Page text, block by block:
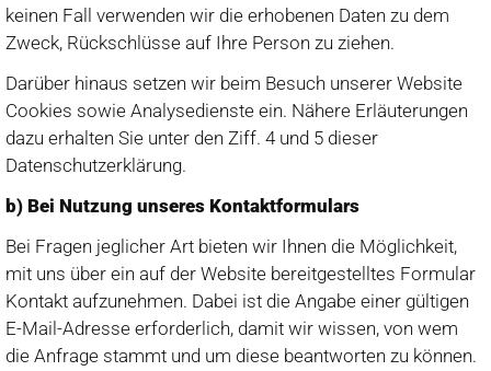
keinen Fall verwenden wir die erhobenen Daten zu dem
Zweck, Rückschlüsse auf Ihre Person zu ziehen.
Darüber hinaus setzen wir beim Besuch unserer Website
Cookies sowie Analysedienste ein. Nähere Erläuterungen
dazu erhalten Sie unter den Ziff. 4 und 5 dieser
Datenschutzerklärung.
b) Bei Nutzung unseres Kontaktformulars
Bei Fragen jeglicher Art bieten wir Ihnen die Möglichkeit,
mit uns über ein auf der Website bereitgestelltes Formular
Kontakt aufzunehmen. Dabei ist die Angabe einer gültigen
E-Mail-Adresse erforderlich, damit wir wissen, von wem
die Anfrage stammt und um diese beantworten zu können.